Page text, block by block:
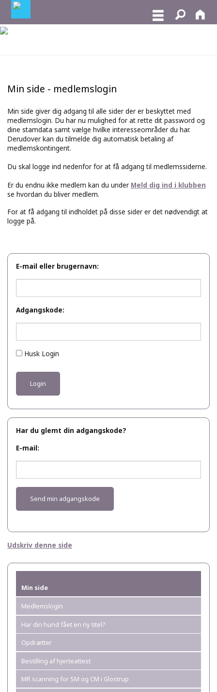
Min side - medlemslogin
Min side giver dig adgang til alle sider der er beskyttet med
medlemslogin. Du har nu mulighed for at rette dit password og
dine stamdata samt vælge hvilke interesseområder du har.
Derudover kan du tilmelde dig automatisk betaling af
medlemskontingent.
Du skal logge ind nedenfor for at få adgang til medlemssiderne.
Er du endnu ikke medlem kan du under Meld dig ind i klubben
se hvordan du bliver medlem.
For at få adgang til indholdet på disse sider er det nødvendigt at
logge på.
E-mail eller brugernavn:
Adgangskode:
Husk Login
Har du glemt din adgangskode?
E-mail:
Udskriv denne side
Min side
Medlemslogin
Har din hund fået en ny titel?
Opdrætter
Bestilling af hjerteattest
MR scanning for SM og CM i Glostrup